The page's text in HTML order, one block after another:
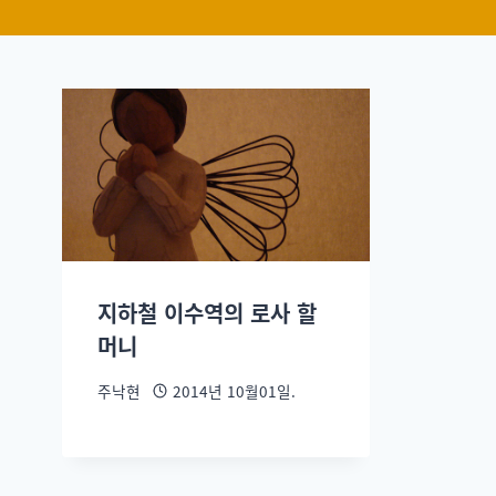
지하철 이수역의 로사 할
머니
주낙현 2014년 10월01일.